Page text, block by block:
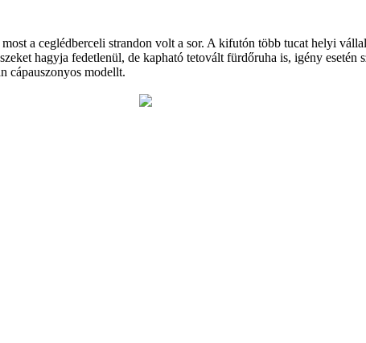
a ceglédberceli strandon volt a sor. A kifutón több tucat helyi
hagyja fedetlenül, de kapható tetovált fürdőruha is, igény esetén
cápauszonyos modellt.